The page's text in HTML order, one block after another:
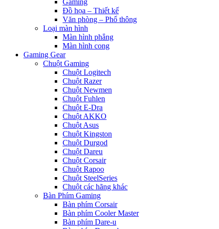
Gaming
Đồ họa – Thiết kế
Văn phòng – Phổ thông
Loại màn hình
Màn hình phẳng
Màn hình cong
Gaming Gear
Chuột Gaming
Chuột Logitech
Chuột Razer
Chuột Newmen
Chuột Fuhlen
Chuột E-Dra
Chuột AKKO
Chuột Asus
Chuột Kingston
Chuột Durgod
Chuột Dareu
Chuột Corsair
Chuột Rapoo
Chuột SteelSeries
Chuột các hãng khác
Bàn Phím Gaming
Bàn phím Corsair
Bàn phím Cooler Master
Bàn phím Dare-u